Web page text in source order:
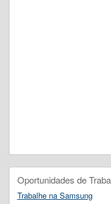
Oportunidades de
Trabalhe na Samsung